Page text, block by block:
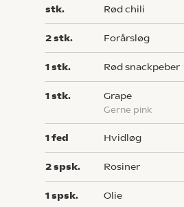
stk. rød chili
2stk. forårsløg
1stk. rød snackpeber
1stk. grape
gerne pink
1fed hvidløg
2spsk. rosiner
1spsk. olie